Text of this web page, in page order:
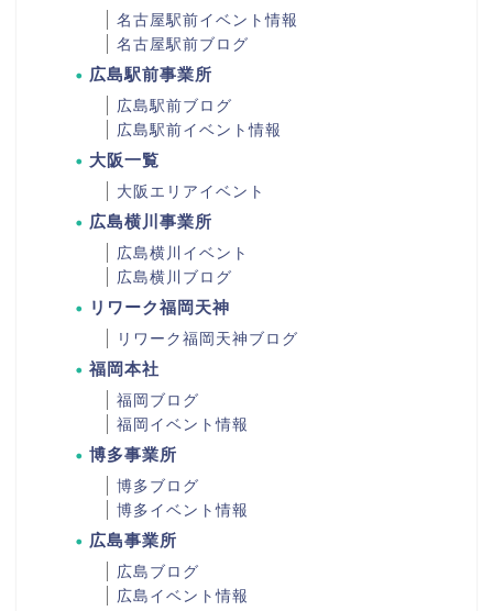
名古屋駅前イベント情報
名古屋駅前ブログ
広島駅前事業所
広島駅前ブログ
広島駅前イベント情報
大阪一覧
大阪エリアイベント
広島横川事業所
広島横川イベント
広島横川ブログ
リワーク福岡天神
リワーク福岡天神ブログ
福岡本社
福岡ブログ
福岡イベント情報
博多事業所
博多ブログ
博多イベント情報
広島事業所
広島ブログ
広島イベント情報